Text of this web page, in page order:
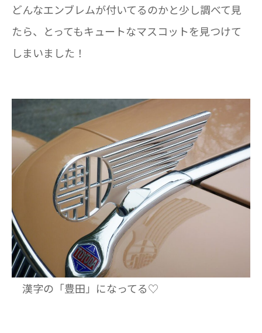
どんなエンブレムが付いてるのかと少し調べて見
たら、とってもキュートなマスコットを見つけて
しまいました！
漢字の「豊田」になってる♡